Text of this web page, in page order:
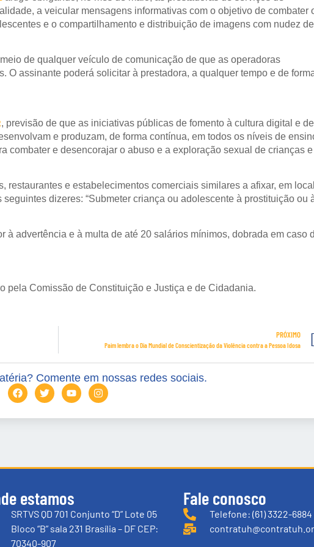
a veicular mensagens informativas com o objetivo de combater
e o compartilhamento e distribuição de imagens com nudez de
de qualquer veículo de comunicação de que as operadoras
O assinante poderá solicitar à prestadora, a qualquer tempo e de
, previsão de que as iniciativas públicas de fomento à cultura digital e de
e produzam, de forma contínua, em todos os níveis de
combater e desencorajar o abuso e a exploração sexual de crianças e
restaurantes e estabelecimentos comerciais similares a afixar, em local
dizeres: “Submeter criança ou adolescente à prostituição ou
à advertência e à multa de até 20 salários mínimos, dobrada em caso
pela Comissão de Constituição e Justiça e de Cidadania.
PRÓXIMO
Paim lembra o Dia Mundial de Conscientização da Violência contra a Pessoa Idosa
Comente em nossas redes sociais.
estamos
SRTVS QD 701 Conjunto “D” Lote 05
Bloco “B” sala 231 Brasília – DF CEP:
70340-907
Fale conosco
Telefone: (61) 3322-6884